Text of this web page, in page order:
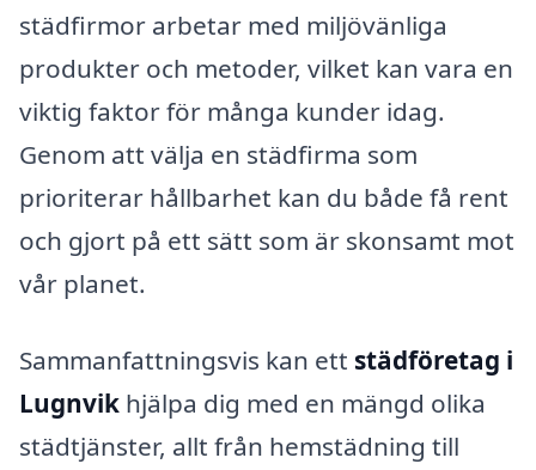
städfirmor arbetar med miljövänliga
produkter och metoder, vilket kan vara en
viktig faktor för många kunder idag.
Genom att välja en städfirma som
prioriterar hållbarhet kan du både få rent
och gjort på ett sätt som är skonsamt mot
vår planet.
Sammanfattningsvis kan ett städföretag i
Lugnvik hjälpa dig med en mängd olika
städtjänster, allt från hemstädning till